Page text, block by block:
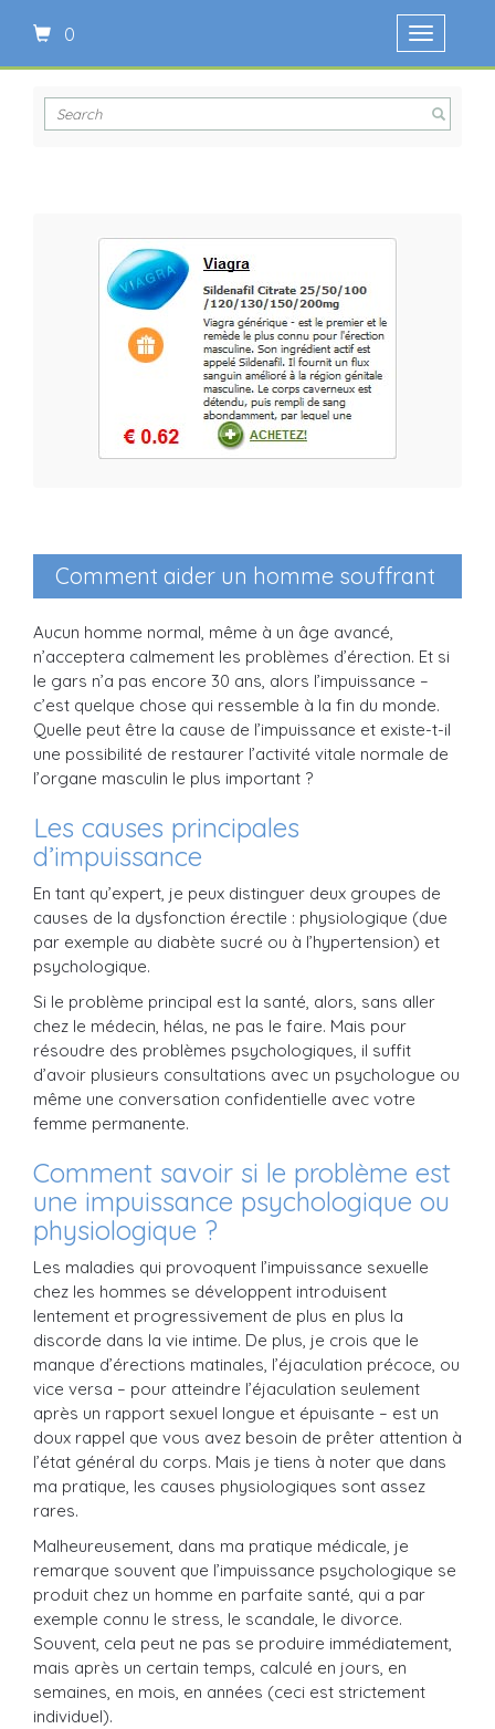
0
Ouvrir
Comment aider un homme souffrant
d’impuissance masculine ?
Aucun homme normal, même à un âge avancé,
n’acceptera calmement les problèmes d’érection. Et si
le gars n’a pas encore 30 ans, alors l’impuissance –
c’est quelque chose qui ressemble à la fin du monde.
Quelle peut être la cause de l’impuissance et existe-t-il
une possibilité de restaurer l’activité vitale normale de
l’organe masculin le plus important ?
Les causes principales
d’impuissance
En tant qu’expert, je peux distinguer deux groupes de
causes de la dysfonction érectile : physiologique (due
par exemple au diabète sucré ou à l’hypertension) et
psychologique.
Si le problème principal est la santé, alors, sans aller
chez le médecin, hélas, ne pas le faire. Mais pour
résoudre des problèmes psychologiques, il suffit
d’avoir plusieurs consultations avec un psychologue ou
même une conversation confidentielle avec votre
femme permanente.
Comment savoir si le problème est
une impuissance psychologique ou
physiologique ?
Les maladies qui provoquent l’impuissance sexuelle
chez les hommes se développent introduisent
lentement et progressivement de plus en plus la
discorde dans la vie intime. De plus, je crois que le
manque d’érections matinales, l’éjaculation précoce, ou
vice versa – pour atteindre l’éjaculation seulement
après un rapport sexuel longue et épuisante – est un
doux rappel que vous avez besoin de prêter attention à
l’état général du corps. Mais je tiens à noter que dans
ma pratique, les causes physiologiques sont assez
rares.
Malheureusement, dans ma pratique médicale, je
remarque souvent que l’impuissance psychologique se
produit chez un homme en parfaite santé, qui a par
exemple connu le stress, le scandale, le divorce.
Souvent, cela peut ne pas se produire immédiatement,
mais après un certain temps, calculé en jours, en
semaines, en mois, en années (ceci est strictement
individuel).